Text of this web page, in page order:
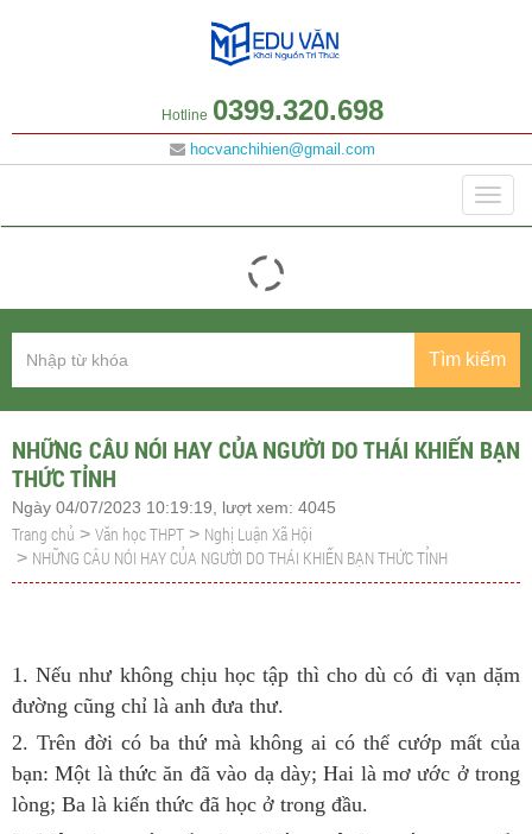
Hotline 0399.320.698
hocvanchihien@gmail.com
Tìm kiếm
NHỮNG CÂU NÓI HAY CỦA NGƯỜI DO THÁI KHIẾN BẠN
THỨC TỈNH
Ngày 04/07/2023 10:19:19, lượt xem: 4045
Trang chủ > Văn học THPT > Nghị Luận Xã Hội
> NHỮNG CÂU NÓI HAY CỦA NGƯỜI DO THÁI KHIẾN BẠN THỨC TỈNH
1. Nếu như không chịu học tập thì cho dù có đi vạn dặm
đường cũng chỉ là anh đưa thư.
2. Trên đời có ba thứ mà không ai có thể cướp mất của
bạn: Một là thức ăn đã vào dạ dày; Hai là mơ ước ở trong
lòng; Ba là kiến thức đã học ở trong đầu.